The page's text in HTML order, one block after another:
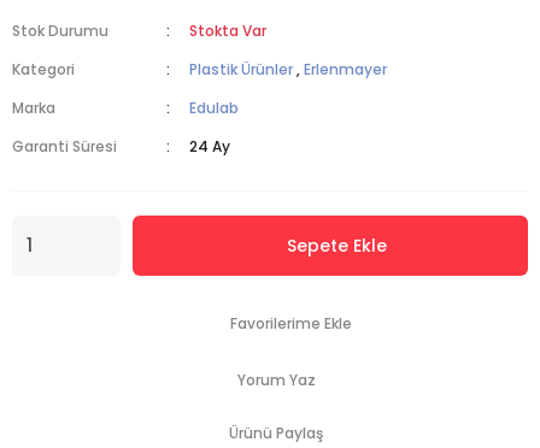
Stok Durumu
Stokta Var
Kategori
Plastik Ürünler,Erlenmayer
Marka
Edulab
Garanti Süresi
24 Ay
Sepete Ekle
Yorum Yaz
Ürünü Paylaş